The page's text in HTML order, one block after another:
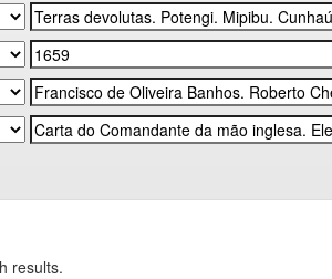
results.